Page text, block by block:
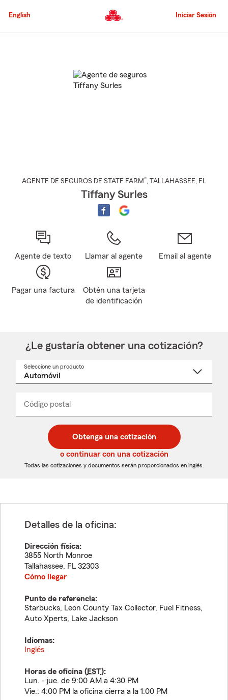
al
principal
English Iniciar Sesión
AGENTE DE SEGUROS DE STATE FARM®, TALLAHASSEE, FL
Tiffany Surles
Agente de texto Llamar al agente Email al agente
Pagar una factura
Obtén una tarjeta
de identificación
¿Le gustaría obtener una cotización?
Seleccione un producto
desplegable
Código postal
de
5
dígitos
de
5
dígitos
_____
Obtenga una cotización
o continuar con una cotización
Todas las cotizaciones y documentos serán proporcionados en inglés.
Detalles de la oficina:
Dirección física:
3855 North Monroe
Tallahassee, FL 32303
Cómo llegar
Punto de referencia:
Starbucks, Leon County Tax Collector, Fuel Fitness,
Auto Xperts, Lake Jackson
Idiomas:
Inglés
Horas de oficina (EST):
Lun. - jue. de 9:00 AM a 4:30 PM
Vie.: 4:00 PM la oficina cierra a la 1:00 PM